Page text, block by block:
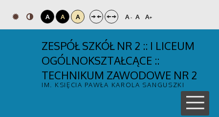
A A A A- A A+
ZESPÓŁ SZKÓŁ NR 2 :: I LICEUM
OGÓLNOKSZTAŁCĄCE ::
TECHNIKUM ZAWODOWE NR 2
IM. KSIĘCIA PAWŁA KAROLA SANGUSZKI